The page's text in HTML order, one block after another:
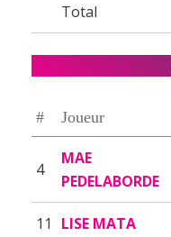
Total
# Joueur
4
MAE
PEDELABORDE
11 LISE MATA